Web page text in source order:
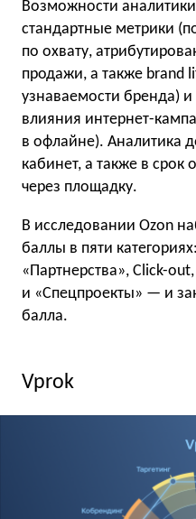
Возможности
стандартные метрики
по охвату,
продажи, а также brand
узнаваемости бренда)
влияния интернет-
в офлайне). Аналитика
кабинет, а также в срок
через площадку.
В исследовании Ozon
баллы в пяти
«Партнерства», Click-
и «Спецпроекты» — и
балла.
Vprok